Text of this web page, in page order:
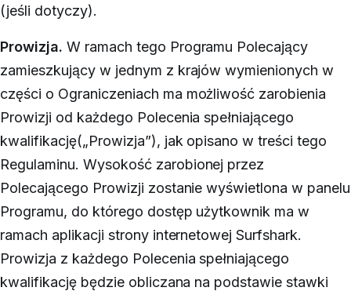
(jeśli dotyczy).
Prowizja. W ramach tego Programu Polecający
zamieszkujący w jednym z krajów wymienionych w
części o Ograniczeniach ma możliwość zarobienia
Prowizji od każdego Polecenia spełniającego
kwalifikację(„Prowizja”), jak opisano w treści tego
Regulaminu. Wysokość zarobionej przez
Polecającego Prowizji zostanie wyświetlona w panelu
Programu, do którego dostęp użytkownik ma w
ramach aplikacji strony internetowej Surfshark.
Prowizja z każdego Polecenia spełniającego
kwalifikację będzie obliczana na podstawie stawki